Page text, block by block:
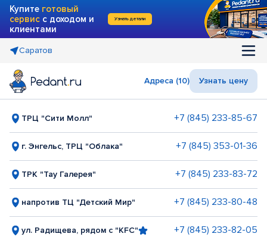
Купите готовый
сервис с доходом и
клиентами
Узнать детали
Саратов
Адреса (10) Узнать цену
ТРЦ "Сити Молл" +7 (845) 233-85-67
г. Энгельс, ТРЦ "Облака" +7 (845) 353-01-36
ТРК "Тау Галерея" +7 (845) 233-83-72
напротив ТЦ "Детский Мир" +7 (845) 233-80-48
ул. Радищева, рядом с "KFC" +7 (845) 233-82-05